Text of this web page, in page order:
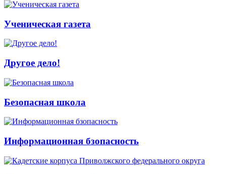
Ученическая газета
Другое дело!
Безопасная школа
Информационная бзопасность